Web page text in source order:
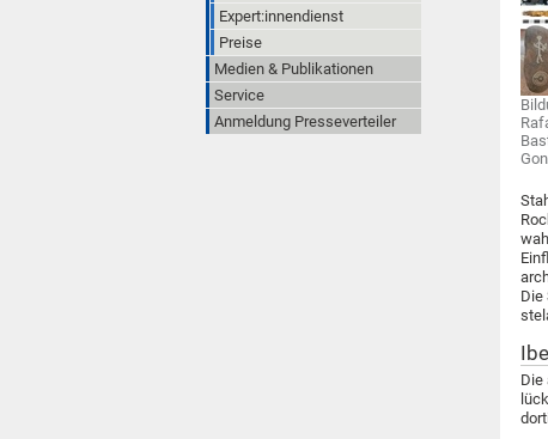
Die
Die
Expert:innendienst
Preise
Medien & Publikationen
Service
Anmeldung Presseverteiler